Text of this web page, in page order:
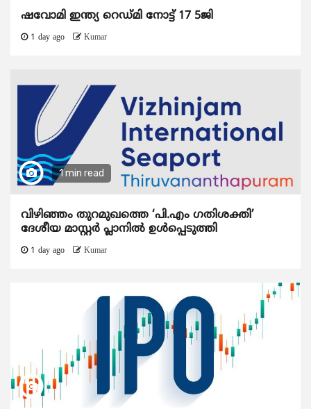
ഷവോമി ഇന്ത്യ റെഡ്മി നോട്ട് 17 5ജി
1 day ago Kumar
1 min read
വിഴിഞ്ഞം തുറമുഖത്തെ ‘പി.എം ഗതിശക്തി’
ദേശീയ മാസ്റ്റർ പ്ലാനിൽ ഉൾപ്പെടുത്തി
1 day ago Kumar